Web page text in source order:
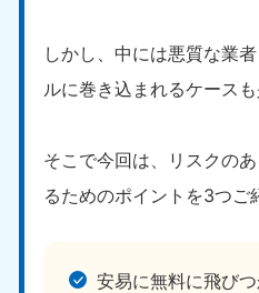
しかし、中には悪質な業
ルに巻き込まれるケースも
そこで今回は、リスクの
るためのポイントを3つご
安易に無料に飛び